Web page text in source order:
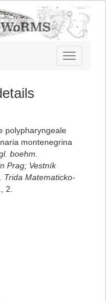
Toggle
navigation
polypharyngeale
montenegrina
boehm.
Prag; Vestník
Trida Matematicko-
2.